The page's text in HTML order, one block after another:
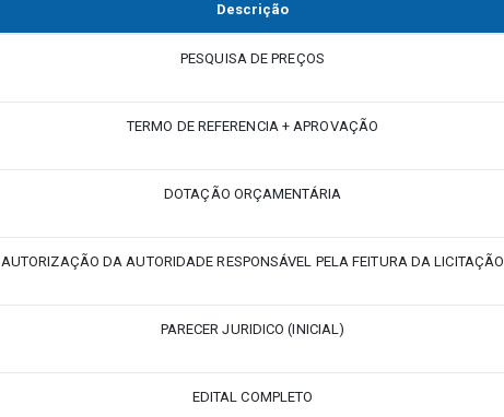
Descrição
PESQUISA DE PREÇOS
TERMO DE REFERENCIA + APROVAÇÃO
DOTAÇÃO ORÇAMENTÁRIA
AUTORIZAÇÃO DA AUTORIDADE RESPONSÁVEL PELA FEITURA DA LICITAÇÃO
PARECER JURIDICO (INICIAL)
EDITAL COMPLETO